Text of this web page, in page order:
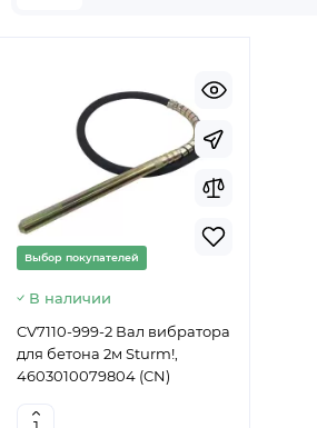
Хит продаж
Выбор покупателей
Предзаказ
НОСИКА
Выбор покупателей
В наличии
CV7110-999-2 Вал вибратора
для бетона 2м Sturm!,
4603010079804 (CN)